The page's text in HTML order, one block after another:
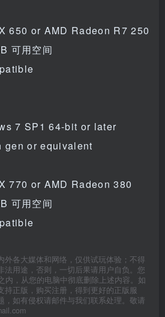
650 or AMD Radeon R7 250
可用空间
7 SP1 64-bit or later
gen or equivalent
770 or AMD Radeon 380
可用空间
外各大媒体和网络，仅供试玩体验；不得
法用途，否则，一切后果请用户自负。您
内，从您的电脑中彻底删除上述内容。如
持正版，购买注册，得到更好的正版服
，如有侵权请邮件与我们联系处理。敬请